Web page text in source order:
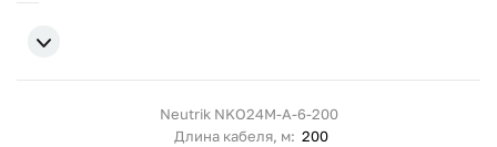
Neutrik NKO24M-A-6-200
Длина кабеля, м: 200